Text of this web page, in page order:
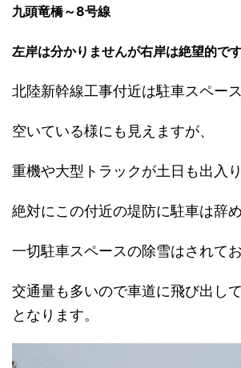
九頭竜橋～8号線
左岸は分かりませんが右岸は絶望的です
北陸新幹線工事付近は駐車スペー
空いている様にも見えますが、
重機や大型トラックが土日も出入
絶対にこの付近の堤防に駐車は辞
一切駐車スペースの除雪はされて
交通量も多いので車道に飛び出し
となります。